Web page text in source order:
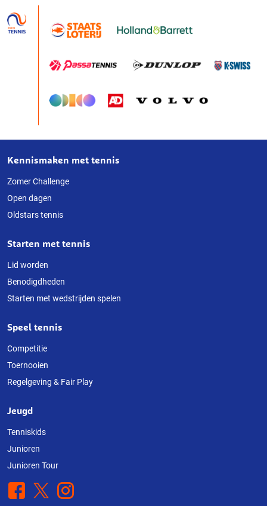
Over
deze
website
Kennismaken met tennis
Zomer Challenge
Open dagen
Oldstars tennis
Starten met tennis
Lid worden
Benodigdheden
Starten met wedstrijden spelen
Speel tennis
Competitie
Toernooien
Regelgeving & Fair Play
Jeugd
Tenniskids
Junioren
Junioren Tour
Facebook
X Instagram